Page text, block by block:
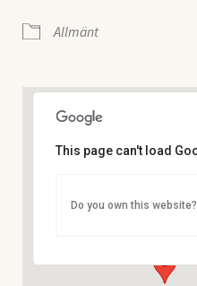
Allmänt
Blå Vägen 256 -
This page can't load
Do you own this website?